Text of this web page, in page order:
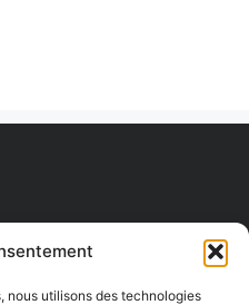
nous utilisons des technologies